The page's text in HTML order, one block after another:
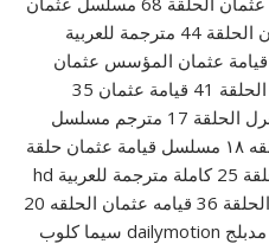
الحلقة 68 مسلسل المؤسس عثمان الحلقة 44 مترجمة للعربية
عثمان المؤسس عثمان
الحلقة 68 مترجمة مسلسل عثمان الحلقة 41 قيامة عثمان 35
facebook مسلسل عثمان بن ارطغرل الحلقة 17 مترجم مسلسل
عثمان الحلقة 35 قيامه عثمان الحلقه ١٨ مسلسل قيامة عثمان حلقة
اليوم مسلسل المؤسس عثمان الحلقة 25 كاملة مترجمة للعربية hd
موقع قصة عشق المؤسس عثمان الحلقة 36 قيامه عثمان الحلقه 20
عثمان الحلقه الاخيره قيامة عثمان مدبلج dailymotion سيما كلوب